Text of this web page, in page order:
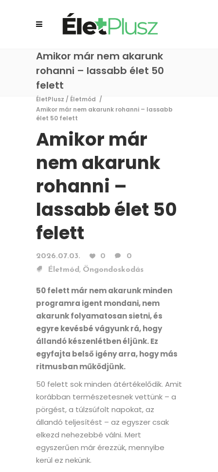
Amikor már nem akarunk
rohanni – lassabb élet 50
felett
ÉletPlusz / Életmód /
Amikor már nem akarunk rohanni – lassabb
élet 50 felett
Amikor már
nem akarunk
rohanni –
lassabb élet 50
felett
2026.07.03. 0
0
Életmód, Öngondoskodás
50 felett már nem akarunk minden
programra igent mondani, nem
akarunk folyamatosan sietni, és
egyre kevésbé vágyunk rá, hogy
állandó készenlétben éljünk. Ez
egyfajta belső igény arra, hogy más
ritmusban működjünk.
50 felett sok minden átértékelődik. Amit
korábban természetesnek vettünk – a
pörgést, a túlzsúfolt napokat, az
állandó teljesítést – az egyszer csak
elkezd nehezebbé válni. Mert
egyszerűen már érezzük, mennyibe
kerül ez nekünk.